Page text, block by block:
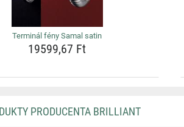
Terminál fény Samal satin
19599,67 Ft
PRODUCENTA BRILLIANT